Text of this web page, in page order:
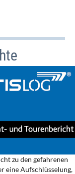
zu den gefahrenen
eine Aufschlüsselung,